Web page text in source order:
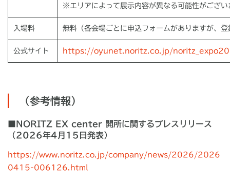
※エリアによって展示内容が異なる可能性がござい
入場料 無料（各会場ごとに申込フォームがありますが、
公式サイト https://oyunet.noritz.co.jp/
（参考情報）
■NORITZ EX center 開所に関するプレスリリース
（2026年4月15日発表）
https://www.noritz.co.jp/company/news/2026/2026
0415-006126.html